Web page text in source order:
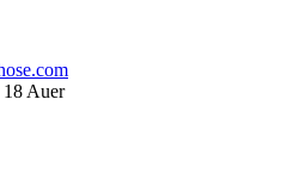
18 Auer